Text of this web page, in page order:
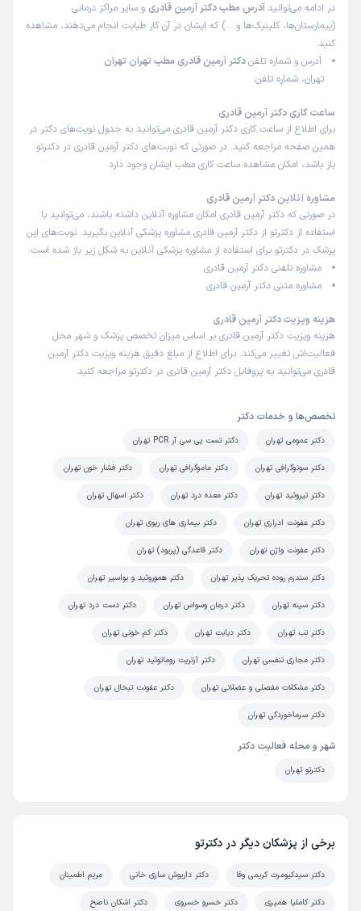
در ادامه می‌توانید آدرس مطب دکتر آرمین قادری و سایر مراکز درمانی
(بیمارستان‌ها، کلینیک‌ها و …) که ایشان در آن کار طبابت انجام می‌دهند، مشاهده
کنید:
آدرس و شماره تلفندکتر آرمین قادری مطب تهران تهران
تهران، شماره تلفن:
ساعت کاری دکتر آرمین قادری
برای اطلاع از ساعت کاری دکتر آرمین قادری می‌توانید به جدول نوبت‌های دکتر در
همین صفحه مراجعه کنید. در صورتی که نوبت‌های دکتر آرمین قادری در دکترتو
باز باشد، امکان مشاهده ساعت کاری مطب ایشان وجود دارد.
مشاوره آنلاین دکتر آرمین قادری
در صورتی که دکتر آرمین قادری امکان مشاوره آنلاین داشته باشند، می‌توانید با
استفاده از دکترتو از دکتر آرمین قادری مشاوره پزشکی آنلاین بگیرید. نوبت‌های این
پزشک در دکترتو برای استفاده از مشاوره پزشکی آنلاین به شکل زیر باز شده است:
مشاوره تلفنی دکتر آرمین قادری
مشاوره متنی دکتر آرمین قادری
هزینه ویزیت دکتر آرمین قادری
هزینه ویزیت دکتر آرمین قادری بر اساس میزان تخصص پزشک و شهر محل
فعالیت‌اش تغییر می‌کند. برای اطلاع از مبلغ دقیق هزینه ویزیت دکتر آرمین
قادری می‌توانید به پروفایل دکتر آرمین قادری در دکترتو مراجعه کنید.
تخصص‌ها و خدمات دکتر
دکتر عمومی تهران دکتر تست پی سی آر PCR تهران
دکتر سونوگرافی تهران دکتر ماموگرافی تهران دکتر فشار خون تهران
دکتر تیروئید تهران دکتر معده درد تهران دکتر اسهال تهران
دکتر عفونت ادراری تهران دکتر بیماری های ریوی تهران
دکتر عفونت واژن تهران دکتر قاعدگی (پریود) تهران
دکتر سندرم روده تحریک پذیر تهران دکتر هموروئید و بواسیر تهران
دکتر سینه تهران دکتر درمان وسواس تهران دکتر دست درد تهران
دکتر تب تهران دکتر دیابت تهران دکتر کم خونی تهران
دکتر مجاری تنفسی تهران دکتر آرتریت روماتوئید تهران
دکتر مشکلات مفصلی و عضلانی تهران دکتر عفونت تبخال تهران
دکتر سرماخوردگی تهران
شهر و محله فعالیت دکتر
دکترتو تهران
برخی از پزشکان دیگر در دکترتو
دکتر سیدکیومرث کریمی وفا دکتر داریوش ساری خانی مریم اطمینان
دکتر کاملیا همیری دکتر خسرو خسروی دکتر اشکان ناصح